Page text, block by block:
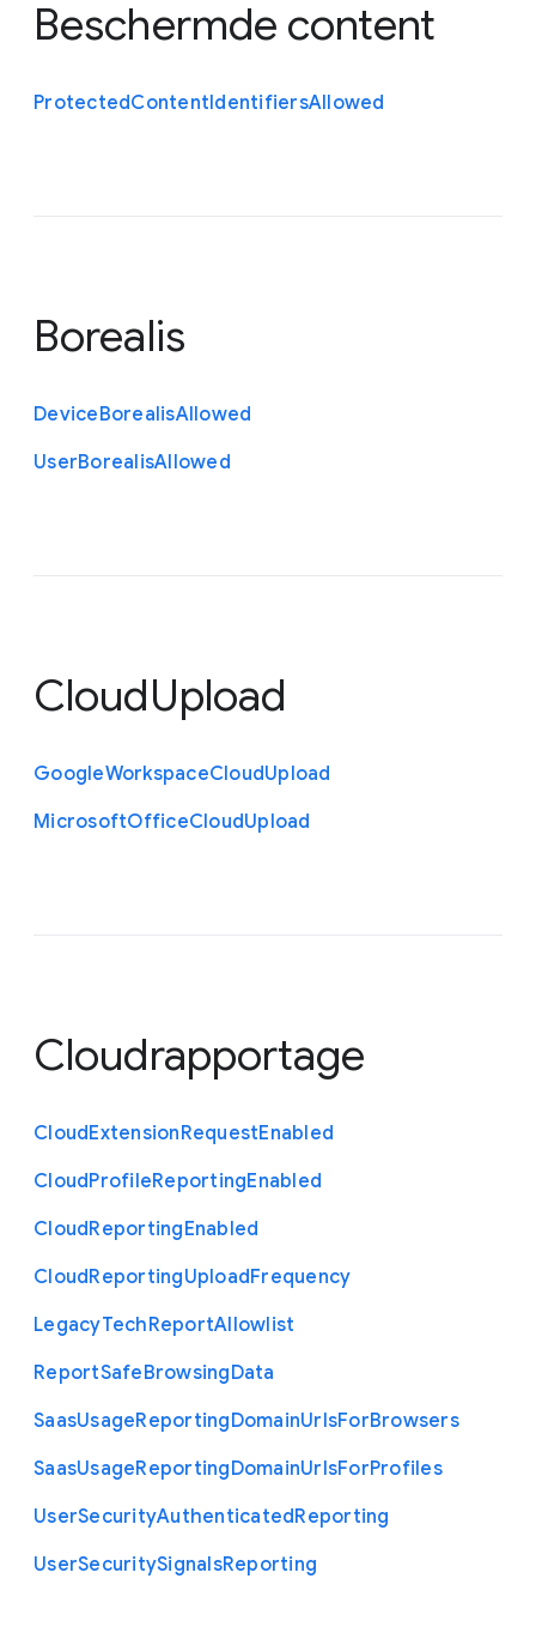
Beschermde content
ProtectedContentIdentifiersAllowed
Borealis
DeviceBorealisAllowed
UserBorealisAllowed
CloudUpload
GoogleWorkspaceCloudUpload
MicrosoftOfficeCloudUpload
Cloudrapportage
CloudExtensionRequestEnabled
CloudProfileReportingEnabled
CloudReportingEnabled
CloudReportingUploadFrequency
LegacyTechReportAllowlist
ReportSafeBrowsingData
SaasUsageReportingDomainUrlsForBrowsers
SaasUsageReportingDomainUrlsForProfiles
UserSecurityAuthenticatedReporting
UserSecuritySignalsReporting